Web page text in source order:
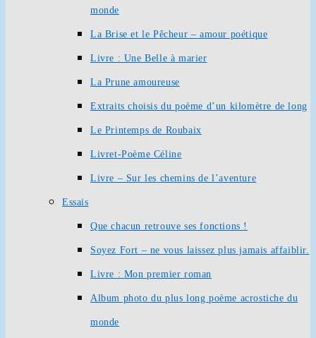
monde
La Brise et le Pêcheur – amour poétique
Livre : Une Belle à marier
La Prune amoureuse
Extraits choisis du poème d’un kilomètre de long
Le Printemps de Roubaix
Livret-Poème Céline
Livre – Sur les chemins de l’aventure
Essais
Que chacun retrouve ses fonctions !
Soyez Fort – ne vous laissez plus jamais affaiblir.
Livre : Mon premier roman
Album photo du plus long poème acrostiche du
monde